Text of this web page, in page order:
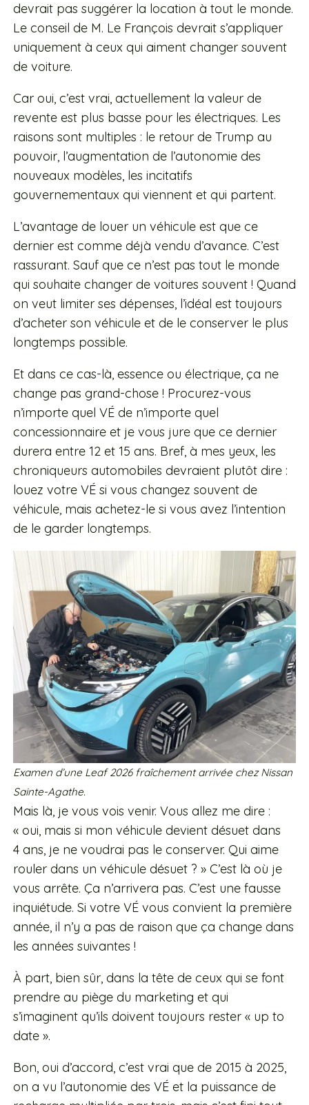
devrait pas suggérer la location à tout le monde.
Le conseil de M. Le François devrait s’appliquer
uniquement à ceux qui aiment changer souvent
de voiture.
Car oui, c’est vrai, actuellement la valeur de
revente est plus basse pour les électriques. Les
raisons sont multiples : le retour de Trump au
pouvoir, l’augmentation de l’autonomie des
nouveaux modèles, les incitatifs
gouvernementaux qui viennent et qui partent.
L’avantage de louer un véhicule est que ce
dernier est comme déjà vendu d’avance. C’est
rassurant. Sauf que ce n’est pas tout le monde
qui souhaite changer de voitures souvent ! Quand
on veut limiter ses dépenses, l’idéal est toujours
d’acheter son véhicule et de le conserver le plus
longtemps possible.
Et dans ce cas-là, essence ou électrique, ça ne
change pas grand-chose ! Procurez-vous
n’importe quel VÉ de n’importe quel
concessionnaire et je vous jure que ce dernier
durera entre 12 et 15 ans. Bref, à mes yeux, les
chroniqueurs automobiles devraient plutôt dire :
louez votre VÉ si vous changez souvent de
véhicule, mais achetez-le si vous avez l’intention
de le garder longtemps.
Examen d’une Leaf 2026 fraîchement arrivée chez Nissan
Sainte-Agathe.
Mais là, je vous vois venir. Vous allez me dire :
« oui, mais si mon véhicule devient désuet dans
4 ans, je ne voudrai pas le conserver. Qui aime
rouler dans un véhicule désuet ? » C’est là où je
vous arrête. Ça n’arrivera pas. C’est une fausse
inquiétude. Si votre VÉ vous convient la première
année, il n’y a pas de raison que ça change dans
les années suivantes !
À part, bien sûr, dans la tête de ceux qui se font
prendre au piège du marketing et qui
s’imaginent qu’ils doivent toujours rester « up to
date ».
Bon, oui d’accord, c’est vrai que de 2015 à 2025,
on a vu l’autonomie des VÉ et la puissance de